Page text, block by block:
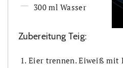
300 ml Wasser
Zubereitung Teig:
Eier trennen. Eiweiß mit